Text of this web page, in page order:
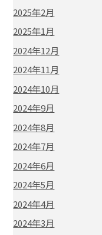
2025年2月
2025年1月
2024年12月
2024年11月
2024年10月
2024年9月
2024年8月
2024年7月
2024年6月
2024年5月
2024年4月
2024年3月